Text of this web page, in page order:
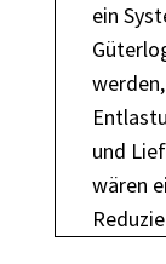
ein
und
wären